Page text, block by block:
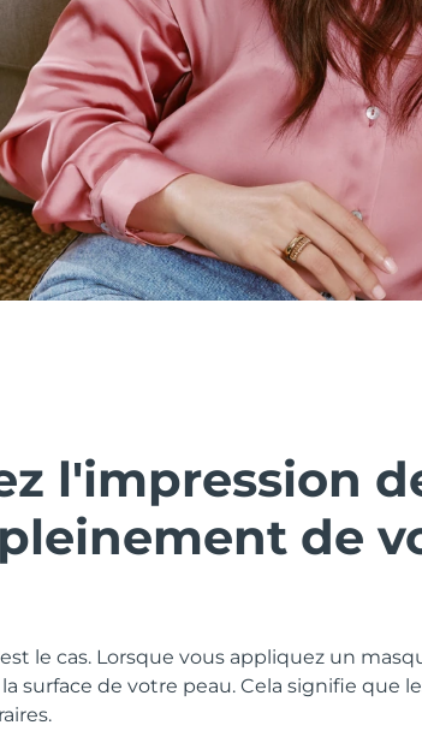
l'impression
de
le cas. Lorsque vous appliquez un
surface de votre peau. Cela signifie que